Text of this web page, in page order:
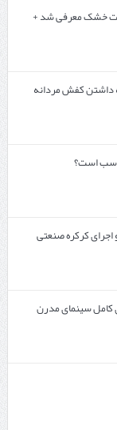
خشک معرفی شد +
داشتن کفش مردانه
است؟
کرکره صنعتی
کامل سینمای مدرن